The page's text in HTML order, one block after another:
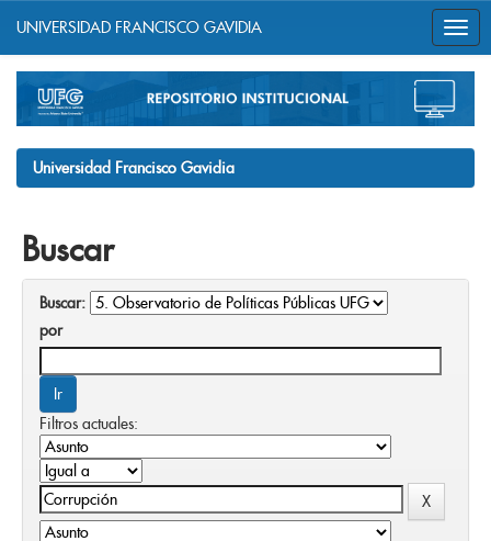
navigation
UNIVERSIDAD FRANCISCO GAVIDIA
Universidad Francisco Gavidia
Buscar
Buscar:
por
Filtros actuales: